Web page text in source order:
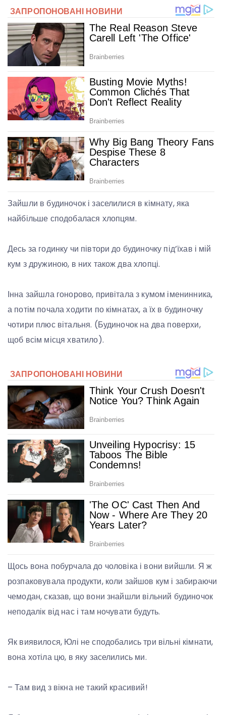
Зайшли в будиночок і заселилися в кімнату, яка
найбільше сподобалася хлопцям.
Десь за годинку чи півтори до будиночку під’їхав і мій
кум з дружиною, в них також два хлопці.
Інна зайшла гонорово, привітала з кумом іменинника,
а потім почала ходити по кімнатах, а їх в будиночку
чотири плюс вітальня. (Будиночок на два поверхи,
щоб всім місця хватило).
Щось вона побурчала до чоловіка і вони вийшли. Я ж
розпаковувала продукти, коли зайшов кум і забираючи
чемодан, сказав, що вони знайшли вільний будиночок
неподалік від нас і там ночувати будуть.
Як виявилося, Юлі не сподобались три вільні кімнати,
вона хотіла цю, в яку заселились ми.
– Там вид з вікна не такий красивий!